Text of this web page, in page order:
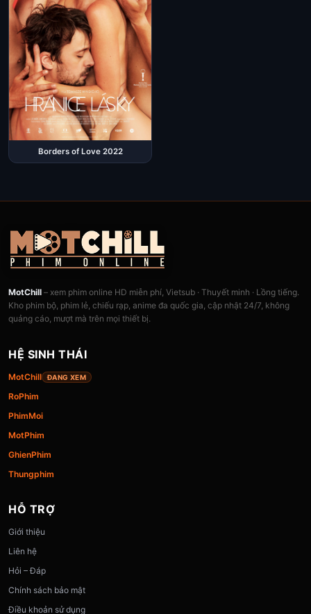
Borders of Love 2022
MotChill – xem phim online HD miễn phí, Vietsub · Thuyết minh · Lồng tiếng.
Kho phim bộ, phim lẻ, chiếu rạp, anime đa quốc gia, cập nhật 24/7, không
quảng cáo, mượt mà trên mọi thiết bị.
HỆ SINH THÁI
MotChill ĐANG XEM
RoPhim
PhimMoi
MotPhim
GhienPhim
Thungphim
HỖ TRỢ
Giới thiệu
Liên hệ
Hỏi – Đáp
Chính sách bảo mật
Điều khoản sử dụng